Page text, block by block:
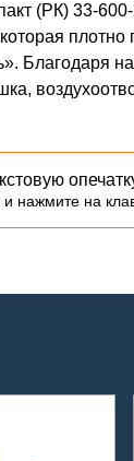
(РК) 33-
Благодаря
и нажмите на